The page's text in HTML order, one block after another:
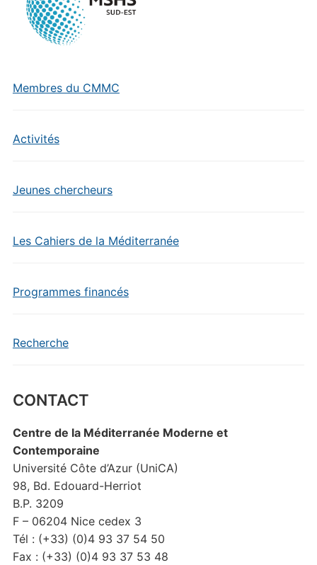
Membres du CMMC
Activités
Jeunes chercheurs
Les Cahiers de la Méditerranée
Programmes financés
Recherche
CONTACT
Centre de la Méditerranée Moderne et
Contemporaine
Université Côte d’Azur (UniCA)
98, Bd. Edouard-Herriot
B.P. 3209
F – 06204 Nice cedex 3
Tél : (+33) (0)4 93 37 54 50
Fax : (+33) (0)4 93 37 53 48